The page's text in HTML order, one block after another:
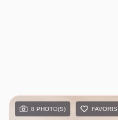
8 PHOTO(S) FAVORIS